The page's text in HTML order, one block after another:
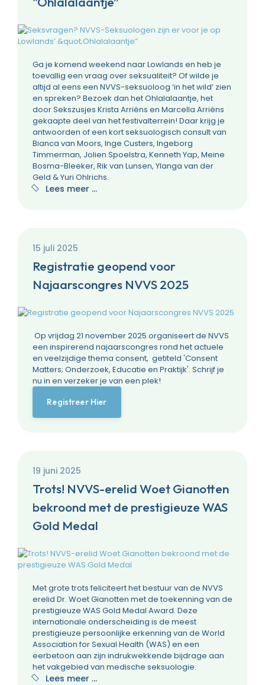
Ga je komend weekend naar Lowlands en heb je
toevallig een vraag over seksualiteit? Of wilde je
altijd al eens een NVVS-seksuoloog ‘in het wild’ zien
en spreken? Bezoek dan het Ohlalalaantje, het
door Sekszusjes Krista Arriëns en Marcella Arriëns
gekaapte deel van het festivalterrein! Daar krijg je
antwoorden of een kort seksuologisch consult van
Bianca van Moors, Inge Custers, Ingeborg
Timmerman, Jolien Spoelstra, Kenneth Yap, Meine
Bosma-Bleeker, Rik van Lunsen, Ylanga van der
Geld & Yuri Ohlrichs.
Lees meer …
15 juli 2025
Registratie geopend voor
Najaarscongres NVVS 2025
Op vrijdag 21 november 2025 organiseert de NVVS
een inspirerend najaarscongres rond het actuele
en veelzijdige thema consent, getiteld 'Consent
Matters; Onderzoek, Educatie en Praktijk'. Schrijf je
nu in en verzeker je van een plek!
Registreer Hier
19 juni 2025
Trots! NVVS-erelid Woet Gianotten
bekroond met de prestigieuze WAS
Gold Medal
Met grote trots feliciteert het bestuur van de NVVS
erelid Dr. Woet Gianotten met de toekenning van de
prestigieuze WAS Gold Medal Award. Deze
internationale onderscheiding is de meest
prestigieuze persoonlijke erkenning van de World
Association for Sexual Health (WAS) en een
eerbetoon aan zijn indrukwekkende bijdrage aan
het vakgebied van medische seksuologie.
Lees meer …